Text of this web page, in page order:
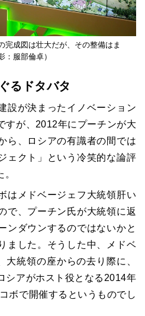
完成図は壮大だが、その整備はま
：服部倫卓）
るドタバタ
設が決まったイノベーション
すが、2012年にプーチンが大
ら、ロシアの有識者の間では
ェクト」という冷笑的な論評
はメドベージェフ大統領肝い
で、プーチン氏が大統領に返
ンダウンするのではないかと
ました。そうした中、メドベ
統領の座からの去り際に、
シアがホスト役となる2014年
ボで開催するというものでし